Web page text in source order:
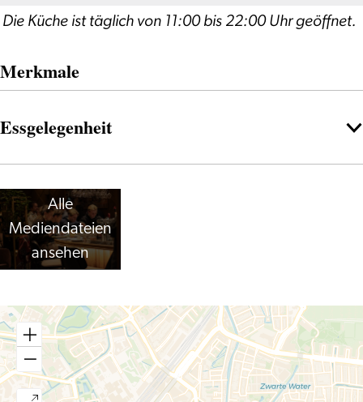
Die Küche ist täglich von 11:00 bis 22:00 Uhr geöffnet.
Merkmale
Essgelegenheit
Alle
Mediendateien
ansehen